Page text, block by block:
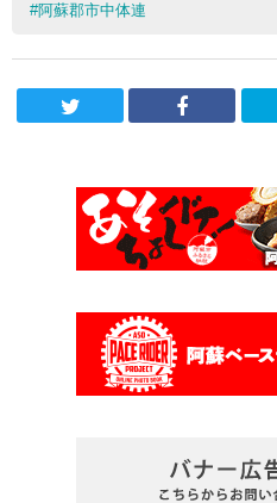
#阿蘇郡市中体連